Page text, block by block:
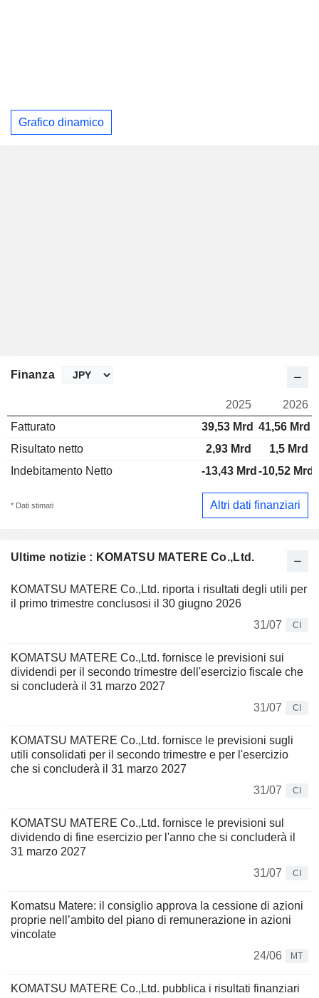
Grafico dinamico
Ultime notizie : KOMATSU MATERE Co.,Ltd.
KOMATSU MATERE Co.,Ltd. riporta i risultati degli utili per
il primo trimestre conclusosi il 30 giugno 2026
31/07
CI
KOMATSU MATERE Co.,Ltd. fornisce le previsioni sui
dividendi per il secondo trimestre dell'esercizio fiscale che
si concluderà il 31 marzo 2027
31/07
CI
KOMATSU MATERE Co.,Ltd. fornisce le previsioni sugli
utili consolidati per il secondo trimestre e per l'esercizio
che si concluderà il 31 marzo 2027
31/07
CI
KOMATSU MATERE Co.,Ltd. fornisce le previsioni sul
dividendo di fine esercizio per l'anno che si concluderà il
31 marzo 2027
31/07
CI
Komatsu Matere: il consiglio approva la cessione di azioni
proprie nell’ambito del piano di remunerazione in azioni
vincolate
24/06
MT
KOMATSU MATERE Co.,Ltd. pubblica i risultati finanziari
Finanza
2025
2026
Fatturato
39,53 Mrd 41,56 Mrd
Risultato netto
2,93 Mrd
1,5 Mrd
Indebitamento Netto
-13,43 Mrd -10,52 Mrd
* Dati stimati Altri dati finanziari